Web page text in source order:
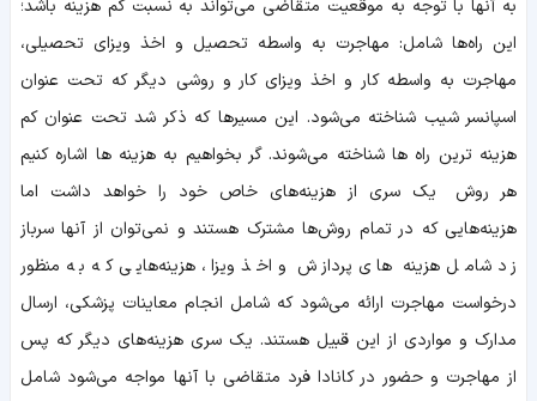
به آنها با توجه به موقعیت متقاضی می‌تواند به نسبت کم‌ هزینه باشد؛
این راه‌ها شامل: مهاجرت به ‌واسطه تحصیل و اخذ ویزای تحصیلی،
مهاجرت به ‌واسطه کار و اخذ ویزای کار و روشی دیگر که تحت عنوان
اسپانسر شیب شناخته می‌شود. این مسیرها که ذکر شد تحت عنوان کم‌
هزینه ‌ترین راه ‌ها شناخته می‌شوند. گر بخواهیم به هزینه ‌ها اشاره‌ کنیم
هر روش یک سری از هزینه‌های خاص خود را خواهد داشت اما
هزینه‌هایی که در تمام روش‌ها مشترک هستند و نمی‌توان از آنها سرباز
زد شامل هزینه‌ های پردازش و اخذ ویزا، هزینه‌هایی که به ‌منظور
درخواست مهاجرت ارائه می‌شود که شامل انجام معاینات پزشکی، ارسال
مدارک و مواردی از این قبیل هستند. یک سری هزینه‌های دیگر که پس
از مهاجرت و حضور در کانادا فرد متقاضی با آنها مواجه می‌شود شامل